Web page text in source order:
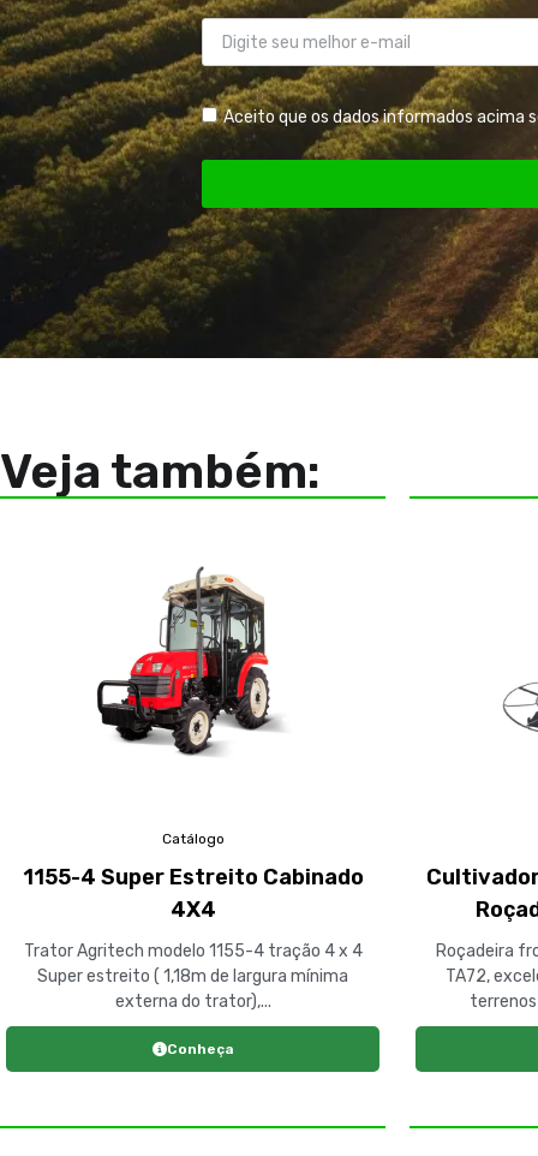
Aceito que os dados informados acima
Veja também:
Catálogo
1155-4 Super Estreito Cabinado
4X4
Trator Agritech modelo 1155-4 tração 4 x 4
Super estreito ( 1,18m de largura mínima
externa do trator),...
Conheça
Roçadeira
TA72,